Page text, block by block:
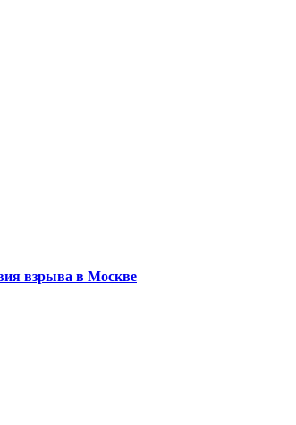
взрыва в Москве